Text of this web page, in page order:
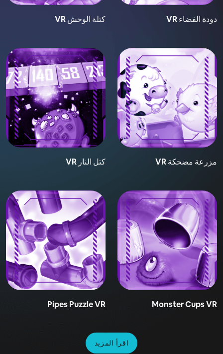
دودة الفضاء VR كتلة الوحش VR
مزرعة مضحكة VR كتل النار VR
Monster Cups VR
Pipes Puzzle VR
اقرأ المزيد